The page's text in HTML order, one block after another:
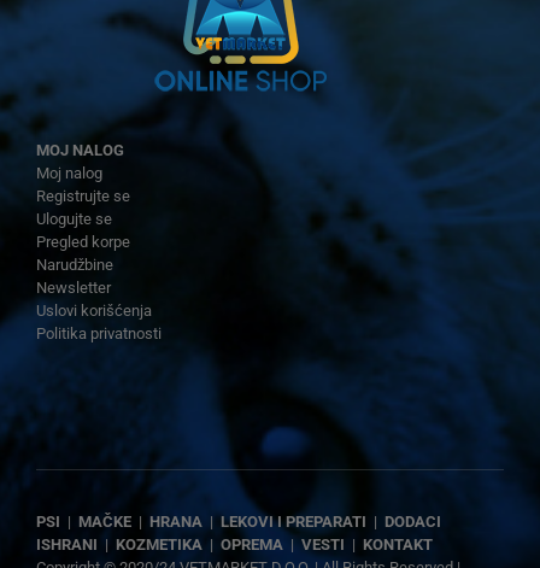
MOJ NALOG
Moj nalog
Registrujte se
Ulogujte se
Pregled korpe
Narudžbine
Newsletter
Uslovi korišćenja
Politika privatnosti
PSI | MAČKE| HRANA| LEKOVI I PREPARATI | DODACI
ISHRANI | KOZMETIKA| OPREMA| VESTI | KONTAKT